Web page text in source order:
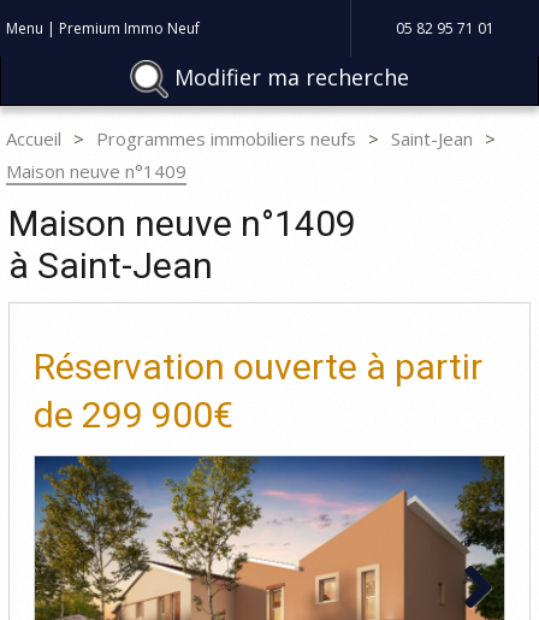
Menu | Premium Immo Neuf 05 82 95 71 01
Modifier ma recherche
Accueil Programmes immobiliers neufs
Saint-Jean
Maison neuve n°1409
Maison neuve n°1409
à Saint-Jean
Réservation ouverte à partir
de 299 900€